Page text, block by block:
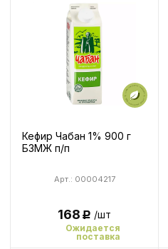
Кефир Чабан 1% 900 г
БЗМЖ п/п
Арт.: 00004217
168Р /шт
Ожидается
поставка